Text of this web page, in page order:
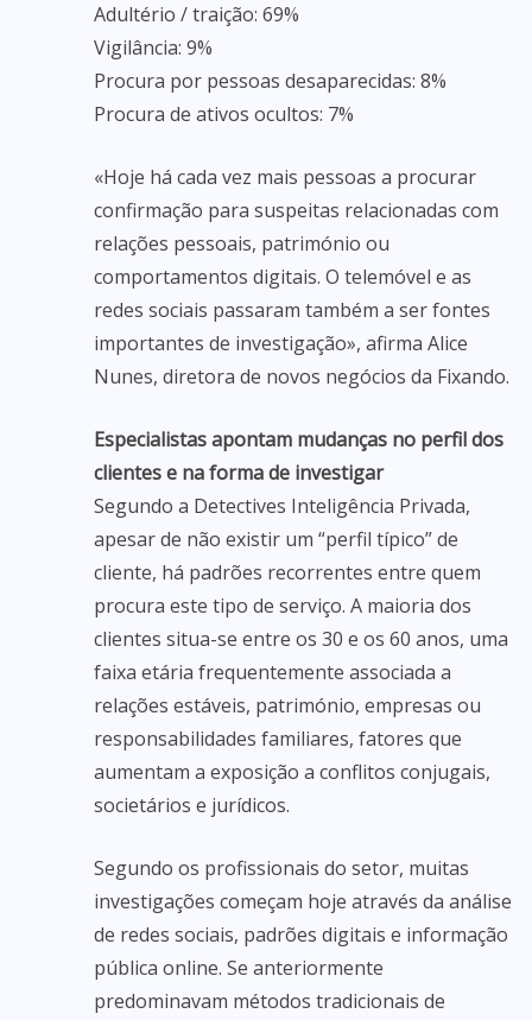
Adultério / traição: 69%
Vigilância: 9%
Procura por pessoas desaparecidas: 8%
Procura de ativos ocultos: 7%
«Hoje há cada vez mais pessoas a procurar
confirmação para suspeitas relacionadas com
relações pessoais, património ou
comportamentos digitais. O telemóvel e as
redes sociais passaram também a ser fontes
importantes de investigação», afirma Alice
Nunes, diretora de novos negócios da Fixando.
Especialistas apontam mudanças no perfil dos
clientes e na forma de investigar
Segundo a Detectives Inteligência Privada,
apesar de não existir um “perfil típico” de
cliente, há padrões recorrentes entre quem
procura este tipo de serviço. A maioria dos
clientes situa-se entre os 30 e os 60 anos, uma
faixa etária frequentemente associada a
relações estáveis, património, empresas ou
responsabilidades familiares, fatores que
aumentam a exposição a conflitos conjugais,
societários e jurídicos.
Segundo os profissionais do setor, muitas
investigações começam hoje através da análise
de redes sociais, padrões digitais e informação
pública online. Se anteriormente
predominavam métodos tradicionais de